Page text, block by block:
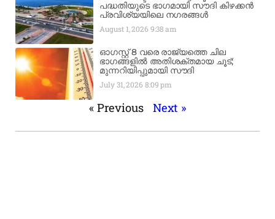
പദ്ധതിയുടെ ഭാഗമായി സൗദി കിഴക്കൻ
പ്രവിശ്യയിലെ നഗരങ്ങൾ
August 1, 2026 9:38 am
ഓഗസ്റ്റ് 8 വരെ രാജ്യത്തെ ചില
ഭാഗങ്ങളിൽ അതിശക്തമായ ചൂട്;
മുന്നറിയിപ്പുമായി സൗദി
July 31, 2026 8:09 pm
« Previous Next »